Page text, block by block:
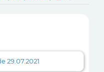
29.07.2021